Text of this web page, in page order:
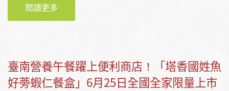
閱讀更多
重要橋樑
臺南營養午餐躍上便利商店！「塔香國姓魚
好蒡蝦仁餐盒」6月25日全國全家限量上市